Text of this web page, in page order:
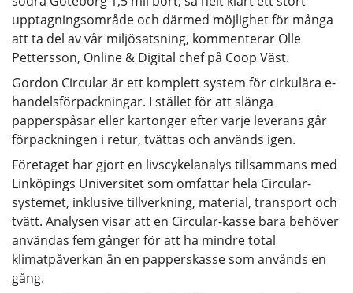
upptagningsområde och därmed möjlighet för många
att ta del av vår miljösatsning, kommenterar Olle
Pettersson, Online & Digital chef på Coop Väst.
Gordon Circular är ett komplett system för cirkulära e-
handelsförpackningar. I stället för att slänga
papperspåsar eller kartonger efter varje leverans går
förpackningen i retur, tvättas och används igen.
Företaget har gjort en livscykelanalys tillsammans med
Linköpings Universitet som omfattar hela Circular-
systemet, inklusive tillverkning, material, transport och
tvätt. Analysen visar att en Circular-kasse bara behöver
användas fem gånger för att ha mindre total
klimatpåverkan än en papperskasse som används en
gång.